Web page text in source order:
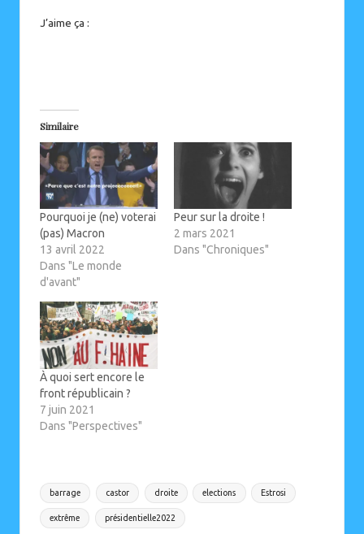
J’aime ça :
Similaire
Pourquoi je (ne) voterai
(pas) Macron
13 avril 2022
Dans "Le monde
d'avant"
Peur sur la droite !
2 mars 2021
Dans "Chroniques"
À quoi sert encore le
front républicain ?
7 juin 2021
Dans "Perspectives"
Tags:
barrage castor droite elections Estrosi
extrême présidentielle2022